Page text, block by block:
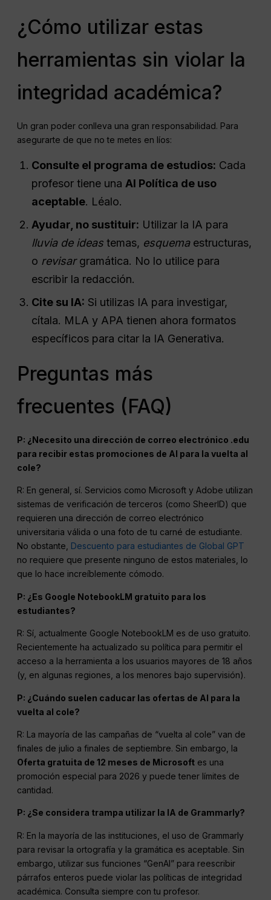
¿Cómo utilizar estas
herramientas sin violar la
integridad académica?
Un gran poder conlleva una gran responsabilidad. Para
asegurarte de que no te metes en líos:
Consulte el programa de estudios: Cada
profesor tiene una AI Política de uso
aceptable. Léalo.
Ayudar, no sustituir: Utilizar la IA para
lluvia de ideas temas, esquemaestructuras,
o revisargramática. No lo utilice para
escribir la redacción.
Cite su IA: Si utilizas IA para investigar,
cítala. MLA y APA tienen ahora formatos
específicos para citar la IA Generativa.
Preguntas más
frecuentes (FAQ)
P: ¿Necesito una dirección de correo electrónico .edu
para recibir estas promociones de AI para la vuelta al
cole?
R: En general, sí. Servicios como Microsoft y Adobe utilizan
sistemas de verificación de terceros (como SheerID) que
requieren una dirección de correo electrónico
universitaria válida o una foto de tu carné de estudiante.
No obstante, Descuento para estudiantes de Global GPT
no requiere que presente ninguno de estos materiales, lo
que lo hace increíblemente cómodo.
P: ¿Es Google NotebookLM gratuito para los
estudiantes?
R: Sí, actualmente Google NotebookLM es de uso gratuito.
Recientemente ha actualizado su política para permitir el
acceso a la herramienta a los usuarios mayores de 18 años
(y, en algunas regiones, a los menores bajo supervisión).
P: ¿Cuándo suelen caducar las ofertas de AI para la
vuelta al cole?
R: La mayoría de las campañas de “vuelta al cole” van de
finales de julio a finales de septiembre. Sin embargo, la
Oferta gratuita de 12 meses de Microsoft es una
promoción especial para 2026 y puede tener límites de
cantidad.
P: ¿Se considera trampa utilizar la IA de Grammarly?
R: En la mayoría de las instituciones, el uso de Grammarly
para revisar la ortografía y la gramática es aceptable. Sin
embargo, utilizar sus funciones “GenAI” para reescribir
párrafos enteros puede violar las políticas de integridad
académica. Consulta siempre con tu profesor.